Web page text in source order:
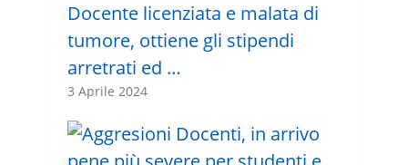
Docente licenziata e malata di
tumore, ottiene gli stipendi
arretrati ed …
3 Aprile 2024